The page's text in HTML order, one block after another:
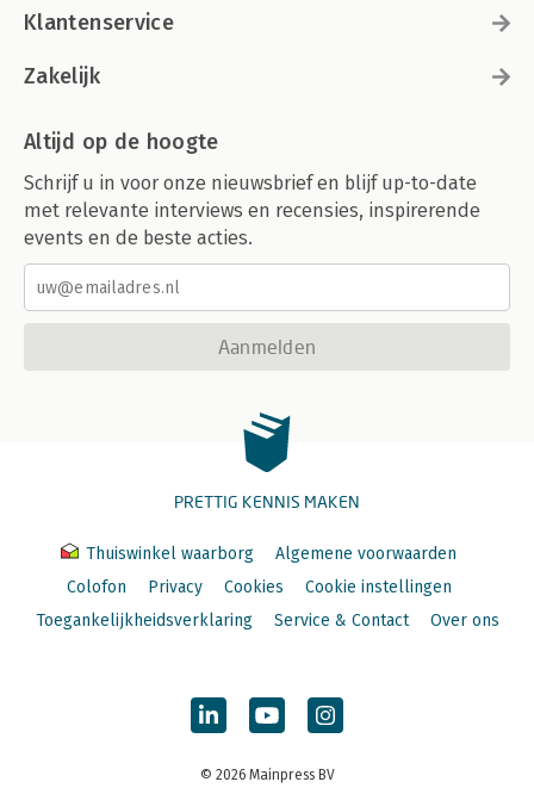
Klantenservice
Zakelijk
Altijd op de hoogte
Schrijf u in voor onze nieuwsbrief en blijf up-to-date
met relevante interviews en recensies, inspirerende
events en de beste acties.
Aanmelden
PRETTIG KENNIS MAKEN
Thuiswinkel waarborg
Algemene voorwaarden
Colofon
Privacy Cookies
Cookie instellingen
Toegankelijkheidsverklaring
Service & Contact Over ons
© 2026 Mainpress BV